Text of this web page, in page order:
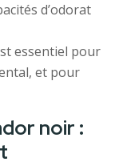
d’odorat
essentiel pour
et pour
noir :